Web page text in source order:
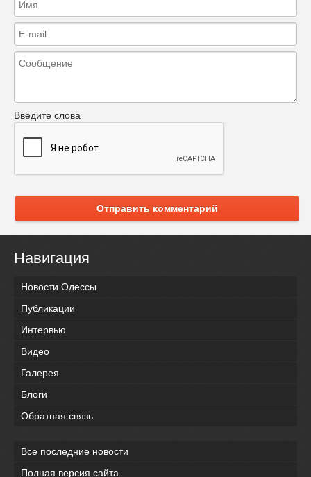
Введите слова
Отправить комментарий
Навигация
Новости Одессы
Публикации
Интервью
Видео
Галерея
Блоги
Обратная связь
Все последние новости
Полная версия сайта